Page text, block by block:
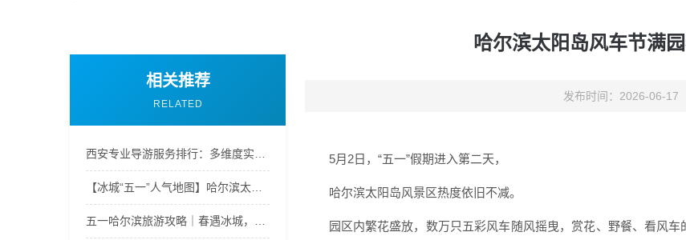
相关推荐
RELATED
哈尔滨太阳岛风车节满
发布时间：2026-06-17
5月2日，“五一”假期进入第二天，
哈尔滨太阳岛风景区热度依旧不减。
园区内繁花盛放，数万只五彩风车随风摇曳，赏花、野餐、看风